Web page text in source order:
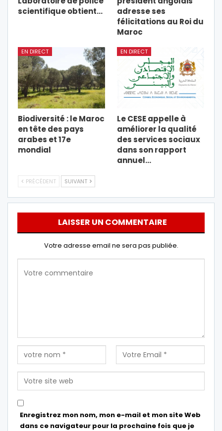
scientifique obtient…
adresse ses
félicitations au Roi du
Maroc
EN DIRECT
Biodiversité : le Maroc
en tête des pays
arabes et 17e
mondial
EN DIRECT
Le CESE appelle à
améliorer la qualité
des services sociaux
dans son rapport
annuel…
PRÉCÉDENT SUIVANT
LAISSER UN COMMENTAIRE
Votre adresse email ne sera pas publiée.
Enregistrez mon nom, mon e-mail et mon site Web
dans ce navigateur pour la prochaine fois que je